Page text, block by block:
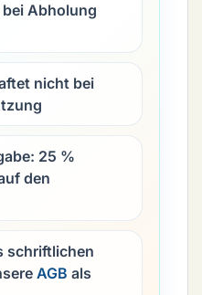
bei Abholung
nicht bei
25 %
den
schriftlichen
AGB als